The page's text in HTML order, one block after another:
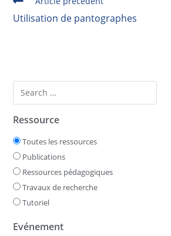
Utilisation de pantographes
Ressource
Toutes les ressources
Publications
Ressources pédagogiques
Travaux de recherche
Tutoriel
Evénement